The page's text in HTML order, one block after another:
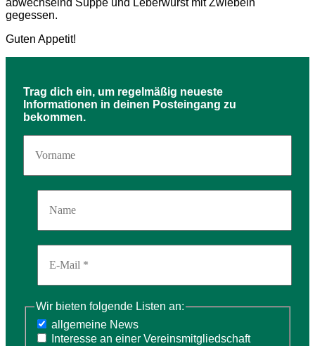
abwechselnd Suppe und Leberwurst mit Zwiebeln
gegessen.
Guten Appetit!
Trag dich ein, um regelmäßig neueste
Informationen in deinen Posteingang zu
bekommen.
Wir bieten folgende Listen an:
allgemeine News
Interesse an einer Vereinsmitgliedschaft